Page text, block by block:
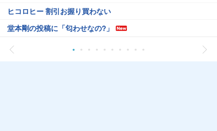
ヒコロヒー 割引お握り買わない
堂本剛の投稿に「匂わせなの?」